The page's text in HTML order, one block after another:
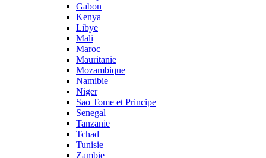
Gabon
Kenya
Libye
Mali
Maroc
Mauritanie
Mozambique
Namibie
Niger
Sao Tome et Principe
Senegal
Tanzanie
Tchad
Tunisie
Zambie